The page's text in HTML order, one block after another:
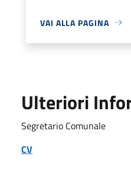
VAI ALLA PAGINA
Ulteriori
Segretario Comunale
CV